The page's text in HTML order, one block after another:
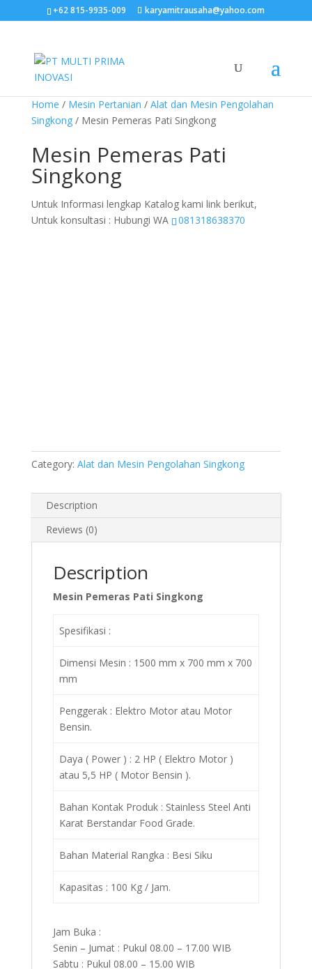
+62 815-9935-009 karyamitrausaha@yahoo.com
Home / Mesin Pertanian / Alat dan Mesin Pengolahan
Singkong/ Mesin Pemeras Pati Singkong
Mesin Pemeras Pati
Singkong
Untuk Informasi lengkap Katalog kami link berikut,
Untuk konsultasi : Hubungi WA
081318638370
Category: Alat dan Mesin Pengolahan Singkong
Description
Reviews (0)
Description
Mesin Pemeras Pati Singkong
Spesifikasi :
Dimensi Mesin : 1500 mm x 700 mm x 700
mm
Penggerak : Elektro Motor atau Motor
Bensin.
Daya ( Power ) : 2 HP ( Elektro Motor )
atau 5,5 HP ( Motor Bensin ).
Bahan Kontak Produk : Stainless Steel Anti
Karat Berstandar Food Grade.
Bahan Material Rangka : Besi Siku
Kapasitas : 100 Kg / Jam.
Jam Buka :
Senin – Jumat : Pukul 08.00 – 17.00 WIB
Sabtu : Pukul 08.00 – 15.00 WIB